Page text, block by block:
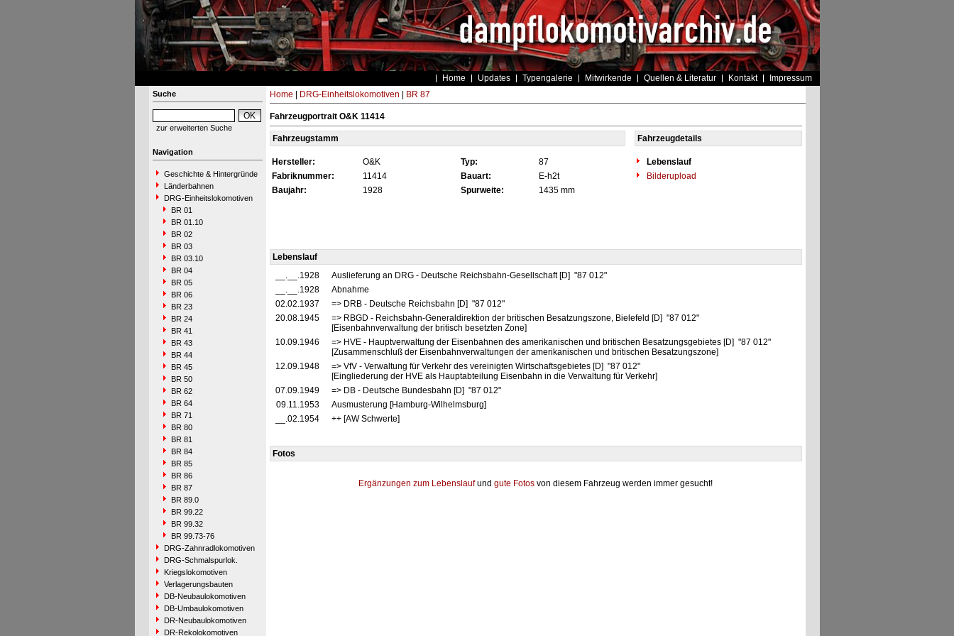
Home Updates Typengalerie Mitwirkende Quellen & Literatur Kontakt Impressum
Suche
zur erweiterten Suche
Navigation
Geschichte & Hintergründe
Länderbahnen
DRG-Einheitslokomotiven
BR 01
BR 01.10
BR 02
BR 03
BR 03.10
BR 04
BR 05
BR 06
BR 23
BR 24
BR 41
BR 43
BR 44
BR 45
BR 50
BR 62
BR 64
BR 71
BR 80
BR 81
BR 84
BR 85
BR 86
BR 87
BR 89.0
BR 99.22
BR 99.32
BR 99.73-76
DRG-Zahnradlokomotiven
DRG-Schmalspurlok.
Kriegslokomotiven
Verlagerungsbauten
DB-Neubaulokomotiven
DB-Umbaulokomotiven
DR-Neubaulokomotiven
DR-Rekolokomotiven
Home DRG-Einheitslokomotiven BR 87
Fahrzeugportrait O&K 11414
Fahrzeugstamm Fahrzeugdetails
Hersteller: O&K Typ: 87
Lebenslauf
Fabriknummer:
11414 Bauart: E-h2t
Bilderupload
Baujahr:
1928 Spurweite: 1435 mm
Lebenslauf
__.__.1928
Auslieferung an DRG - Deutsche Reichsbahn-Gesellschaft [D] "87 012"
__.__.1928
Abnahme
02.02.1937
=> DRB - Deutsche Reichsbahn [D] "87 012"
20.08.1945
=> RBGD - Reichsbahn-Generaldirektion der britischen Besatzungszone, Bielefeld [D] "87 012"
[Eisenbahnverwaltung der britisch besetzten Zone]
10.09.1946
=> HVE - Hauptverwaltung der Eisenbahnen des amerikanischen und britischen Besatzungsgebietes [D] "87 012"
[Zusammenschluß der Eisenbahnverwaltungen der amerikanischen und britischen Besatzungszone]
12.09.1948
=> VfV - Verwaltung für Verkehr des vereinigten Wirtschaftsgebietes [D] "87 012"
[Eingliederung der HVE als Hauptabteilung Eisenbahn in die Verwaltung für Verkehr]
07.09.1949
=> DB - Deutsche Bundesbahn [D] "87 012"
09.11.1953
Ausmusterung [Hamburg-Wilhelmsburg]
__.02.1954
++ [AW Schwerte]
Fotos
Ergänzungen zum Lebenslaufund gute Fotos von diesem Fahrzeug werden immer gesucht!